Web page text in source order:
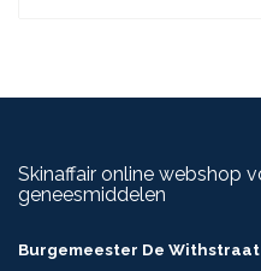
Skinaffair online webshop
geneesmiddelen
Burgemeester De Withstraat